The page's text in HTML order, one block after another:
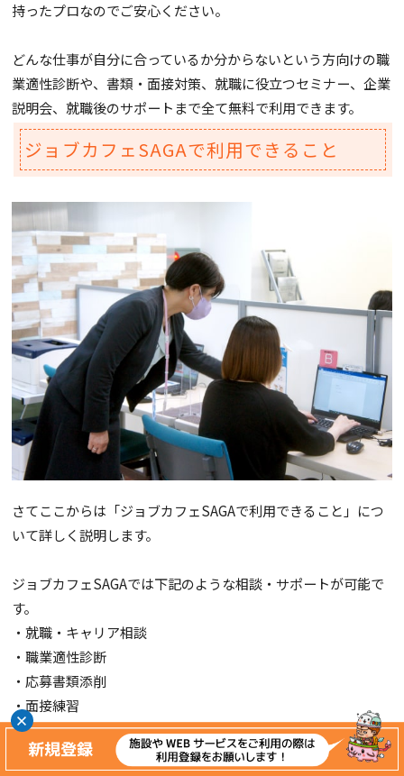
持ったプロなのでご安心ください。
どんな仕事が自分に合っているか分からないという方向けの職
業適性診断や、書類・面接対策、就職に役立つセミナー、企業
説明会、就職後のサポートまで全て無料で利用できます。
ジョブカフェSAGAで利用できること
さてここからは「ジョブカフェSAGAで利用できること」につ
いて詳しく説明します。
ジョブカフェSAGAでは下記のような相談・サポートが可能で
す。
・就職・キャリア相談
・職業適性診断
・応募書類添削
・面接練習
・セミナーイベント
・パソコン利用